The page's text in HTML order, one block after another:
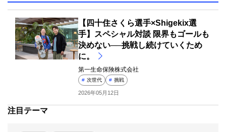
【四十住さくら選手×Shigekix選
手】スペシャル対談 限界もゴールも
決めない──挑戦し続けていくため
に。
第一生命保険株式会社
# 次世代 # 挑戦
2026年05月12日
注目テーマ